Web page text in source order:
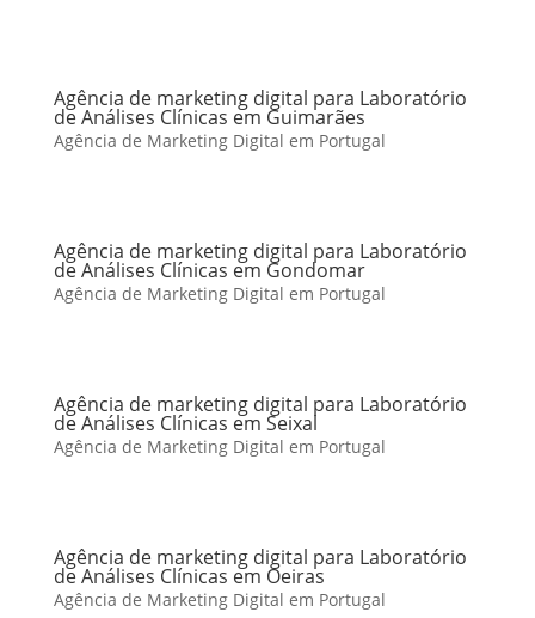
Agência de marketing digital para Laboratório
de Análises Clínicas em Guimarães
Agência de Marketing Digital em Portugal
Agência de marketing digital para Laboratório
de Análises Clínicas em Gondomar
Agência de Marketing Digital em Portugal
Agência de marketing digital para Laboratório
de Análises Clínicas em Seixal
Agência de Marketing Digital em Portugal
Agência de marketing digital para Laboratório
de Análises Clínicas em Oeiras
Agência de Marketing Digital em Portugal